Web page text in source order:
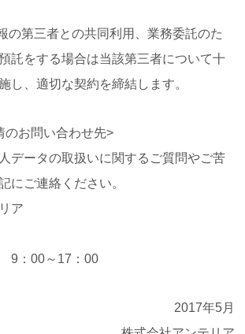
の第三者との共同利用、業務委託のた
託をする場合は当該第三者について十
し、適切な契約を締結します。
のお問い合わせ先>
データの取扱いに関するご質問やご苦
にご連絡ください。
ア
：00～17：00
2017年5月